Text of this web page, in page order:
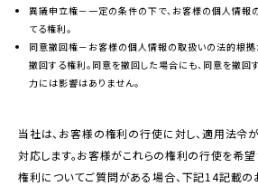
異議申立権－一定の条件の下で、お客様の個人情報
てる権利。
同意撤回権－お客様の個人情報の取扱いの法的根拠
撤回する権利。同意を撤回した場合にも、同意を撤
力には影響はありません。
当社は、お客様の権利の行使に対し、適用法令
対応します。お客様がこれらの権利の行使を希
権利についてご質問がある場合、下記14記載の